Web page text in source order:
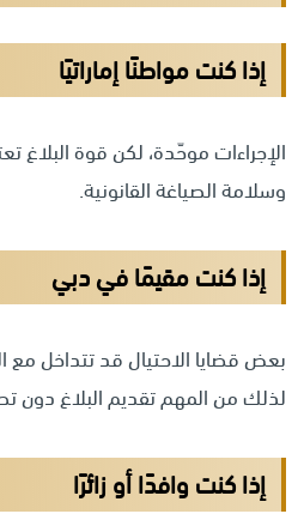
إذا كنت مواطنًا إماراتيًا
الإجراءات موحّدة، لكن قوة البلاغ
وسلامة الصياغة القانونية.
إذا كنت مقيمًا في دبي
بعض قضايا الاحتيال قد تتداخل مع
لذلك من المهم تقديم البلاغ دون
إذا كنت وافدًا أو زائرًا